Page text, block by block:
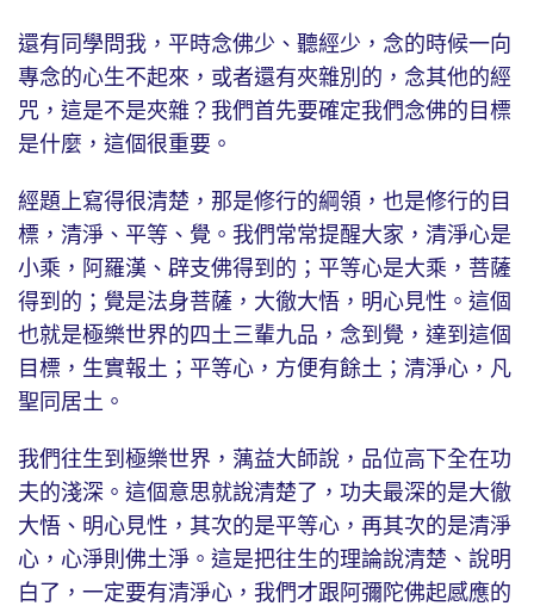
還有同學問我，平時念佛少、聽經少，念的時候一向
專念的心生不起來，或者還有夾雜別的，念其他的經
咒，這是不是夾雜？我們首先要確定我們念佛的目標
是什麼，這個很重要。
經題上寫得很清楚，那是修行的綱領，也是修行的目
標，清淨、平等、覺。我們常常提醒大家，清淨心是
小乘，阿羅漢、辟支佛得到的；平等心是大乘，菩薩
得到的；覺是法身菩薩，大徹大悟，明心見性。這個
也就是極樂世界的四土三輩九品，念到覺，達到這個
目標，生實報土；平等心，方便有餘土；清淨心，凡
聖同居土。
我們往生到極樂世界，蕅益大師說，品位高下全在功
夫的淺深。這個意思就說清楚了，功夫最深的是大徹
大悟、明心見性，其次的是平等心，再其次的是清淨
心，心淨則佛土淨。這是把往生的理論說清楚、說明
白了，一定要有清淨心，我們才跟阿彌陀佛起感應的